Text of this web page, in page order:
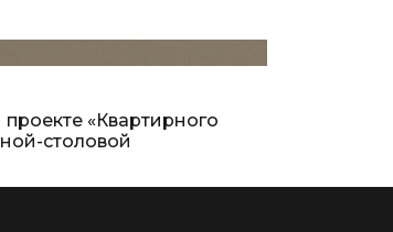
«Квартирного
столовой